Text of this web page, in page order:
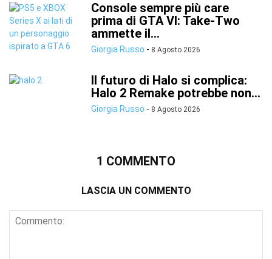
Console sempre più care
prima di GTA VI: Take-Two
ammette il...
Giorgia Russo - 8 Agosto 2026
Il futuro di Halo si complica:
Halo 2 Remake potrebbe non...
Giorgia Russo - 8 Agosto 2026
1 COMMENTO
LASCIA UN COMMENTO